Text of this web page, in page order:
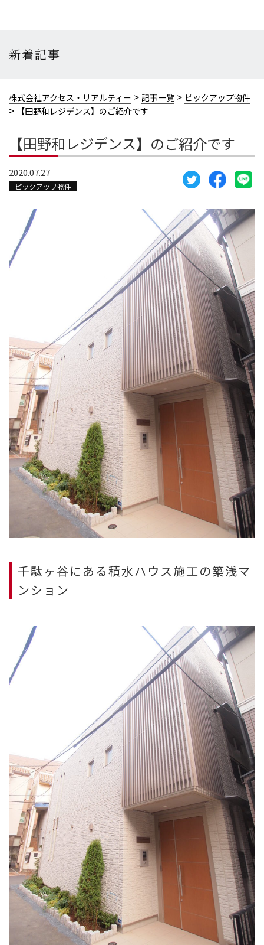
新着記事
株式会社アクセス・リアルティー > 記事一覧 > ピックアップ物件
> 【田野和レジデンス】のご紹介です
【田野和レジデンス】のご紹介です
2020.07.27
ピックアップ物件
千駄ヶ谷にある積水ハウス施工の築浅マ
ンション